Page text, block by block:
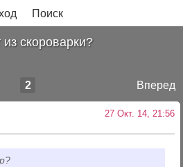
Поиск
скороварки?
Вперед
2
27 Окт. 14, 21:56